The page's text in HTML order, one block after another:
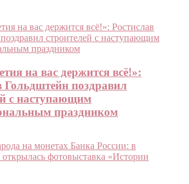
на вас держится всё!»:
Гольдштейн поздравил
с наступающим
праздником